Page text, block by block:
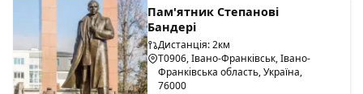
Пам'ятник Степанові
Бандері
Дистанція: 2км
Т0906, Івано-Франківськ, Івано-
Франківська область, Україна,
76000